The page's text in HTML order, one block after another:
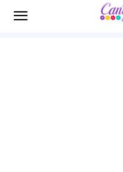
Cantinho